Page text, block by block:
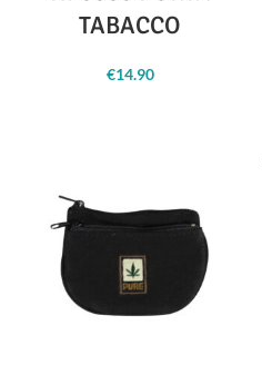
TABACCO
€14.90